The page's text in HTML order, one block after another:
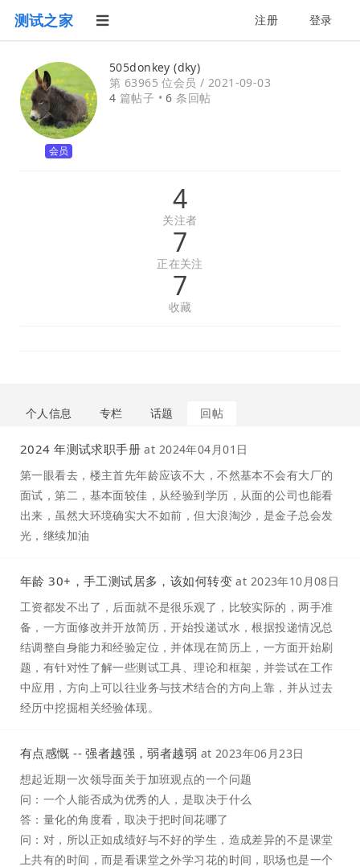
测试之家 注册 登录
会员
505donkey (dky)
第 63965 位会员 / 2021-09-03
4 篇帖子 •6 条回帖
4
关注者
7
正在关注
7
收藏
个人信息 专栏 话题 回帖
2024 年测试求职手册 at 2024年04月01日
第一眼看去，楼主首先年龄应该不大，不然基本不会有大厂的
面试，第二，基本面较佳，从经验到学历，从面的公司也能看
出来，虽然大环境确实大不如前，但大浪淘沙，是金子总会发
光，继续加油
年龄 30+，手工测试居多，该如何转变 at 2023年10月08日
工资都发不出了，后面就不是很乐观了，比较实际的，两手准
备，一方面修改并开放简历，开始投递试水，根据投递情况总
结调整自身能力和经验定位，并体现在简历上，一方面开始刷
题，有针对性了解一些测试工具、理论和框架，并尝试在工作
中应用，方向上可以往业务与技术结合的方向上靠，并从过去
经历中挖掘相关经验体现。
有点感慨 -- 强者越强，弱者越弱 at 2023年06月23日
想起近期一次领导面关于加班观点的一个问题
问：一个人能否成为优秀的人，是取决于什么
答：量化的角度看，取决于把时间花哪了
问：对，所以正如成绩好与不好的学生，造成差异的不是课堂
上共有的时间，而是看课堂之外学习花的时间，职场也是一个